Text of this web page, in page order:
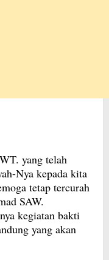
yang telah
Nya kepada kita
tetap tercurah
SAW.
kegiatan bakti
yang akan